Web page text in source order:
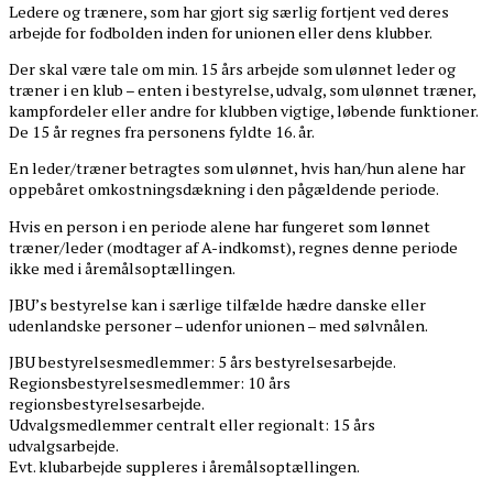
Ledere og trænere, som har gjort sig særlig fortjent ved deres
arbejde for fodbolden inden for unionen eller dens klubber.
Der skal være tale om min. 15 års arbejde som ulønnet leder og
træner i en klub – enten i bestyrelse, udvalg, som ulønnet træner,
kampfordeler eller andre for klubben vigtige, løbende funktioner.
De 15 år regnes fra personens fyldte 16. år.
En leder/træner betragtes som ulønnet, hvis han/hun alene har
oppebåret omkostningsdækning i den pågældende periode.
Hvis en person i en periode alene har fungeret som lønnet
træner/leder (modtager af A-indkomst), regnes denne periode
ikke med i åremålsoptællingen.
JBU’s bestyrelse kan i særlige tilfælde hædre danske eller
udenlandske personer – udenfor unionen – med sølvnålen.
JBU bestyrelsesmedlemmer: 5 års bestyrelsesarbejde.
Regionsbestyrelsesmedlemmer: 10 års
regionsbestyrelsesarbejde.
Udvalgsmedlemmer centralt eller regionalt: 15 års
udvalgsarbejde.
Evt. klubarbejde suppleres i åremålsoptællingen.